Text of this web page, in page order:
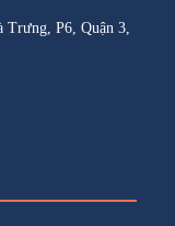
Trưng, P6, Quận 3,